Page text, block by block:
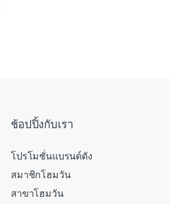
ช้อปปิ้งกับเรา
โปรโมชั่นแบรนด์ดัง
สมาชิกโฮมวัน
สาขาโฮมวัน